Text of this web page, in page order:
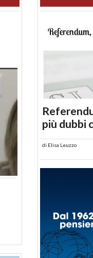
più dubbi
di Elisa Leuzzo